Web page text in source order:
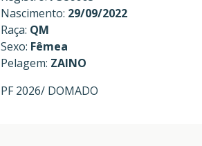
Nascimento: 29/09/2022
Raça: QM
Sexo: Fêmea
Pelagem: ZAINO
PF 2026/ DOMADO